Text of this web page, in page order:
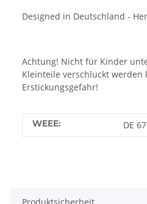
Designed in Deutschland -
Achtung! Nicht für Kinder
Kleinteile verschluckt werden
Erstickungsgefahr!
WEEE: DE